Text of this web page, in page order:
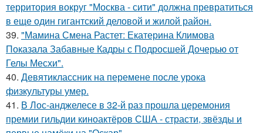
территория вокруг "Москва - сити" должна превратиться
в еще один гигантский деловой и жилой район.
39. "Мамина Смена Растет: Екатерина Климова
Показала Забавные Кадры с Подросшей Дочерью от
Гелы Месхи".
40. Девятиклассник на перемене после урока
физкультуры умер.
41. В Лос-анджелесе в 32-й раз прошла церемония
премии гильдии киноактёров США - страсти, звёзды и